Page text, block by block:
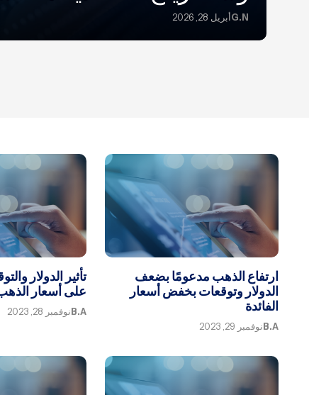
G.Nأبريل 28, 2026
ارتفاع الذهب مدعومًا بضعف
الدولار وتوقعات بخفض أسعار
الفائدة
B.Aنوفمبر 29, 2023
تأثير الدولار
على أسعار
B.Aنوفمبر 28, 2023